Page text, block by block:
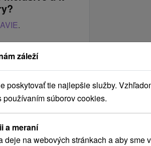
.
hod. a končí v deň
snack, sladký
záleží
poskytovať tie najlepšie služby.
súborov cookies.
a meraní
deje na webových stránkach a aby sme